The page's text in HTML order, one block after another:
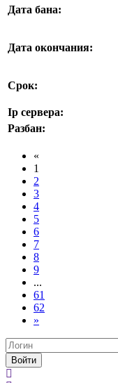
Дата бана:
Дата окончания:
Срок:
Ip сервера:
Разбан:
«
1
2
3
4
5
6
7
8
9
...
61
62
»
Войти